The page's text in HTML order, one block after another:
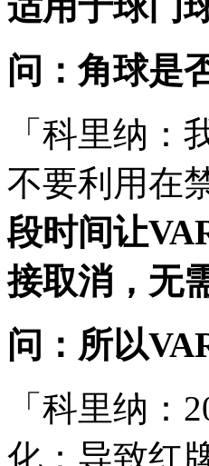
问：角球是
「科里纳
不要利用在
段时间让
接取消，无
问：所以
「科里纳：
化：导致红